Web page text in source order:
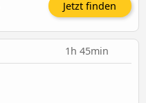
Jetzt finden
1h 45min